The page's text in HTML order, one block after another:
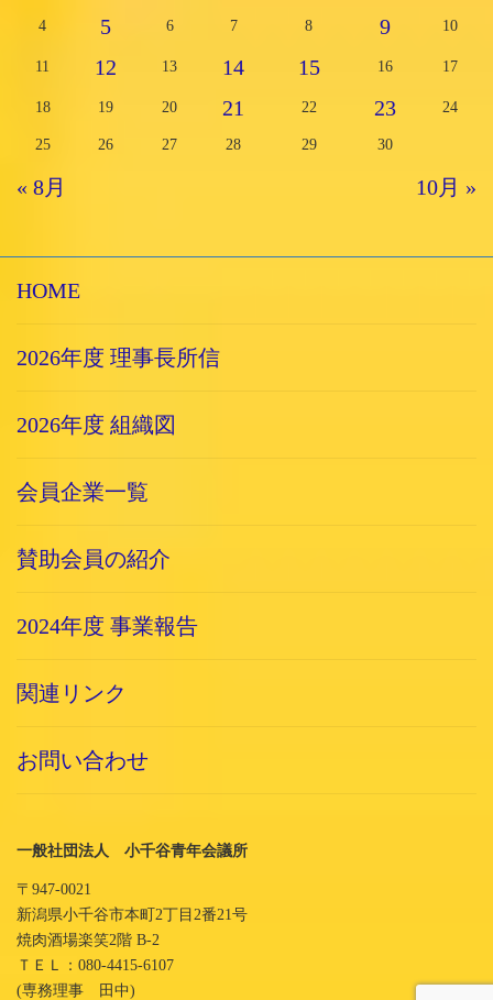
4 5 6 7 8 9 10
11 12 13 14 15 16 17
18 19 20 21 22 23 24
25 26 27 28 29 30
« 8月 10月 »
HOME
2026年度 理事長所信
2026年度 組織図
会員企業一覧
賛助会員の紹介
2024年度 事業報告
関連リンク
お問い合わせ
一般社団法人 小千谷青年会議所
〒947-0021
新潟県小千谷市本町2丁目2番21号
焼肉酒場楽笑2階 B-2
ＴＥＬ：080-4415-6107
(専務理事 田中)